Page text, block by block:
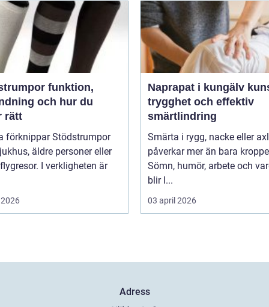
funktion,
och hur du
rätt
förknippar Stödstrumpor
äldre personer eller
I verkligheten är
Naprapat i kungälv kunskap,
trygghet och effektiv
smärtlindring
Smärta i rygg, nacke eller
påverkar mer än bara
Sömn, humör, arbete och
blir l...
03 april 2026
Adress